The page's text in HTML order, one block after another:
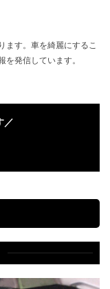
ます。車を綺麗にするこ
発信しています。
／